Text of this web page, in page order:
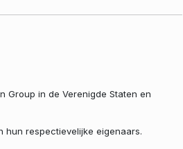
Group in de Verenigde Staten en
hun respectievelijke eigenaars.